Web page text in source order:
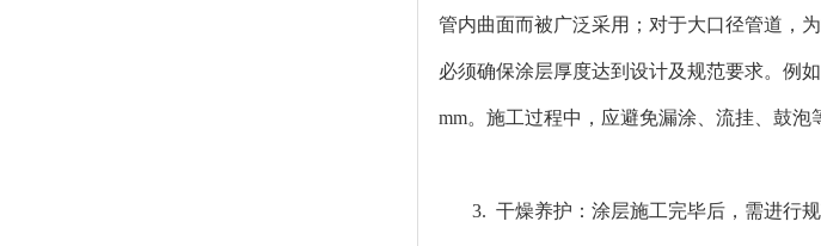
管内曲面而被广泛采用；对于大口径管道，
必须确保涂层厚度达到设计及规范要求。例
mm。施工过程中，应避免漏涂、流挂、鼓泡
3. 干燥养护：涂层施工完毕后，需进行